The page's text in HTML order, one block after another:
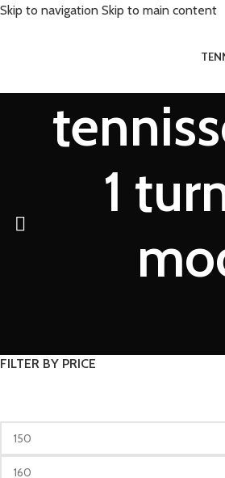
Skip to navigation Skip to main content
1
FILTER BY PRICE